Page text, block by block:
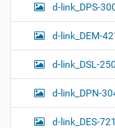
d-link_DPS-
d-link_DEM-
d-link_DSL-
d-link_DPN-
d-link_DES-